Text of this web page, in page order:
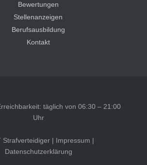
Bewertungen
Stellenanzeigen
Berufsausbildung
Kontakt
täglich von 06:30 – 21:00
Uhr
Strafverteidiger | Impressum |
Datenschutzerklärung